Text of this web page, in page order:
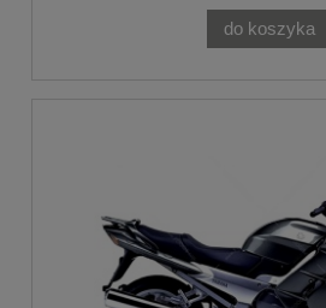
do koszyka